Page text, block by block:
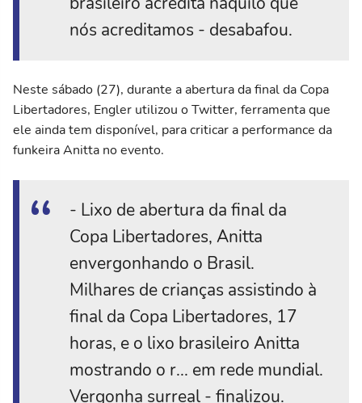
nós acreditamos - desabafou.
Neste sábado (27), durante a abertura da final da Copa
Libertadores, Engler utilizou o Twitter, ferramenta que
ele ainda tem disponível, para criticar a performance da
funkeira Anitta no evento.
- Lixo de abertura da final da
Copa Libertadores, Anitta
envergonhando o Brasil.
Milhares de crianças assistindo à
final da Copa Libertadores, 17
horas, e o lixo brasileiro Anitta
mostrando o r... em rede mundial.
Vergonha surreal - finalizou.